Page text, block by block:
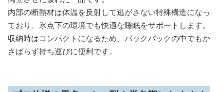
内部の断熱材は体温を反射して逃がさない特殊構造になっ
ており、氷点下の環境でも快適な睡眠をサポートします。
収納時はコンパクトになるため、バックパックの中でもか
さばらず持ち運びに便利です。